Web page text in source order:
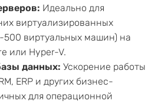
Идеально для
виртуализированных
500 виртуальных машин) на
или Hyper-V.
данных: Ускорение работы
ERP и других бизнес-
для операционной